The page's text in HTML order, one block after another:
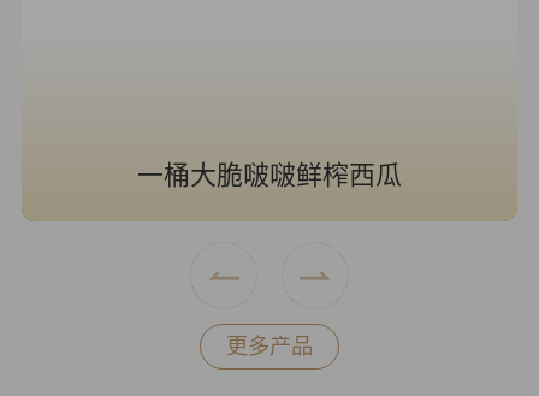
海风青柠冰奶
更多产品